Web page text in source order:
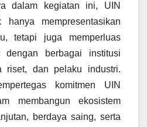
dalam kegiatan ini, UIN
mempresentasikan
tetapi juga memperluas
berbagai institusi
riset, dan pelaku industri.
komitmen UIN
membangun ekosistem
berdaya saing, serta